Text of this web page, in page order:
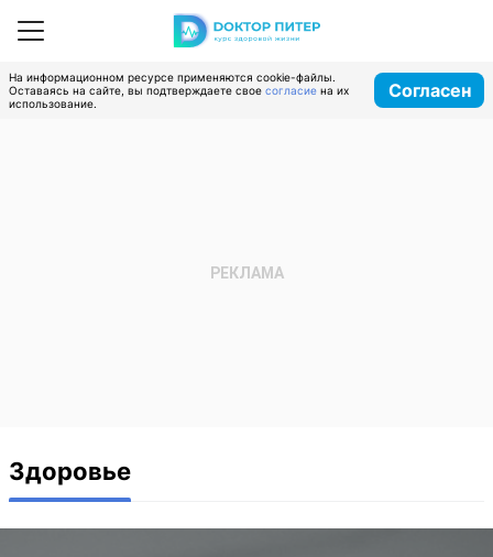
На информационном ресурсе применяются cookie-файлы.
Оставаясь на сайте, вы подтверждаете свое согласие на их
использование.
Согласен
Здоровье